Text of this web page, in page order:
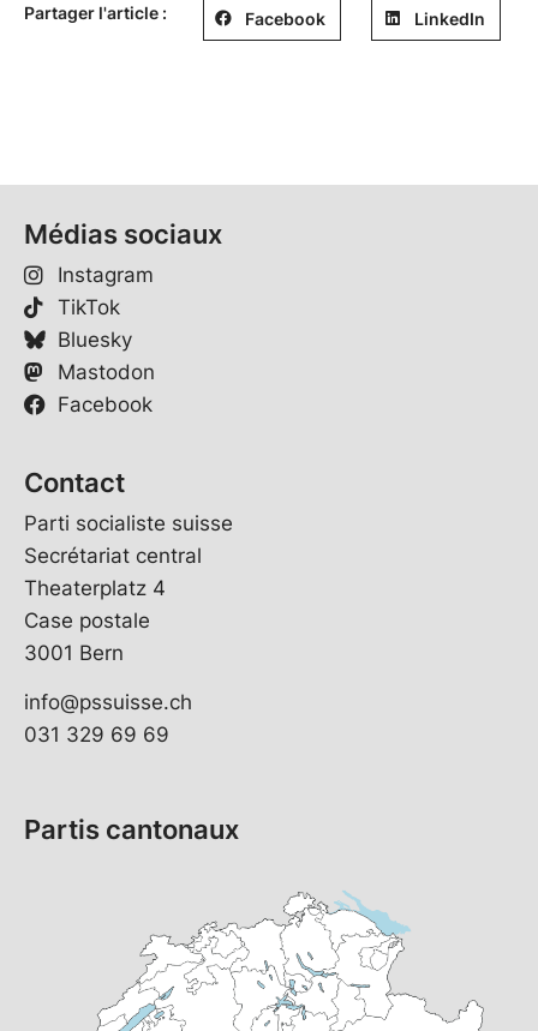
Partager l'article : Facebook LinkedIn
Médias sociaux
Instagram
TikTok
Bluesky
Mastodon
Facebook
Contact
Parti socialiste suisse
Secrétariat central
Theaterplatz 4
Case postale
3001 Bern
info@pssuisse.ch
031 329 69 69
Partis cantonaux